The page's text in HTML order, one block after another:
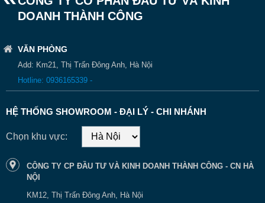
DOANH THÀNH CÔNG
VĂN PHÒNG
Add: Km21, Thị Trấn Đông Anh, Hà Nội
Hotline: 0936165339 -
HỆ THỐNG SHOWROOM - ĐẠI LÝ - CHI NHÁNH
Chọn khu vực:
CÔNG TY CP ĐẦU TƯ VÀ KINH DOANH THÀNH CÔNG - CN HÀ
NỘI
KM12, Thị Trấn Đông Anh, Hà Nội